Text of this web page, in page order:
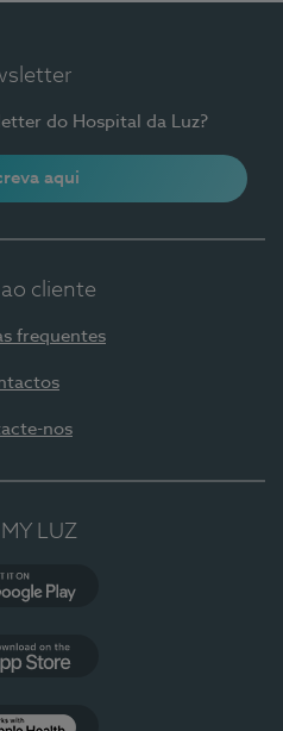
do Hospital da Luz?
aqui
cliente
frequentes
nos
LUZ